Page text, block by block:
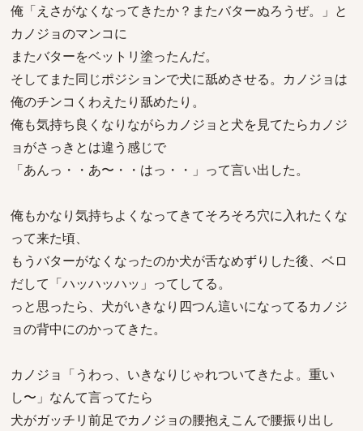
俺「えさがなくなってきたか？またバターぬろうぜ。」と
カノジョのマンコに
またバターをベットリ塗ったんだ。
そしてまた同じポジションで犬に舐めさせる。カノジョは
俺のチンコくわえたり舐めたり。
俺も気持ち良くなりながらカノジョと犬を見てたらカノジ
ョがさっきとは違う感じで
「あんっ・・あ〜・・はっ・・」って言い出した。
俺もかなり気持ちよくなってきてそろそろ穴に入れたくな
って来た頃、
もうバターがなくなったのか犬が舌なめずりした後、ベロ
だして「ハッハッハッ」ってしてる。
っと思ったら、犬がいきなり四つん這いになってるカノジ
ョの背中にのかってきた。
カノジョ「うわっ、いきなりじゃれついてきたよ。重い
し〜」なんて言ってたら
犬がガッチリ前足でカノジョの腰抱えこんで腰振り出し